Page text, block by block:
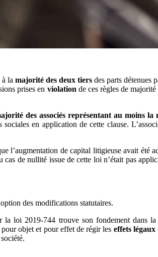
la majorité des deux tiers des parts détenues
prises en violation de ces règles de
des associés représentant au moins la
en application de cette clause.
l’augmentation de capital litigieuse avait été
de nullité issue de cette loi n’était pas
des modifications statutaires.
la loi 2019-744 trouve son fondement dans
objet et pour effet de régir les effets